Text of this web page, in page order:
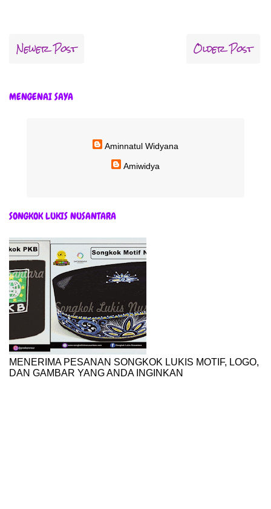
Newer Post Older Post
MENGENAI SAYA
Aminnatul Widyana
Amiwidya
SONGKOK LUKIS NUSANTARA
MENERIMA PESANAN SONGKOK LUKIS MOTIF, LOGO,
DAN GAMBAR YANG ANDA INGINKAN